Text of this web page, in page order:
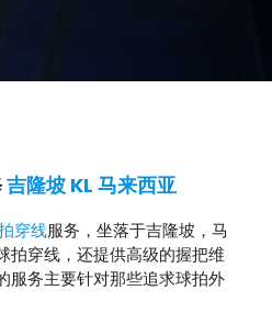
吉隆坡 KL 马来西亚
穿线服务，坐落于吉隆坡，马
拍穿线，还提供高级的握把维
服务主要针对那些追求球拍外